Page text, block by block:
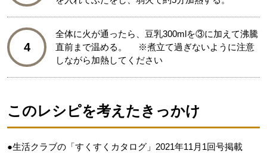
4
全体に火が通ったら、豆乳300mlを③に加えて沸騰
直前まで温める。 ※煮立て過ぎないように注意
しながら加熱してください
このレシピを考えたきっかけ
●生活クラブの「すくすくカタログ」2021年11月1回号掲載